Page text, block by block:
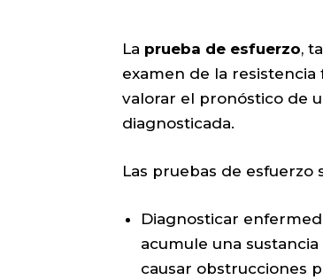
La prueba de esfuerzo,
examen de la resistencia
valorar el pronóstico de
diagnosticada.
Las pruebas de esfuerzo
Diagnosticar
acumule una
causar obstrucciones